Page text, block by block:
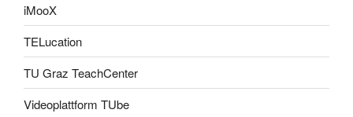
iMooX
TELucation
TU Graz TeachCenter
Videoplattform TUbe